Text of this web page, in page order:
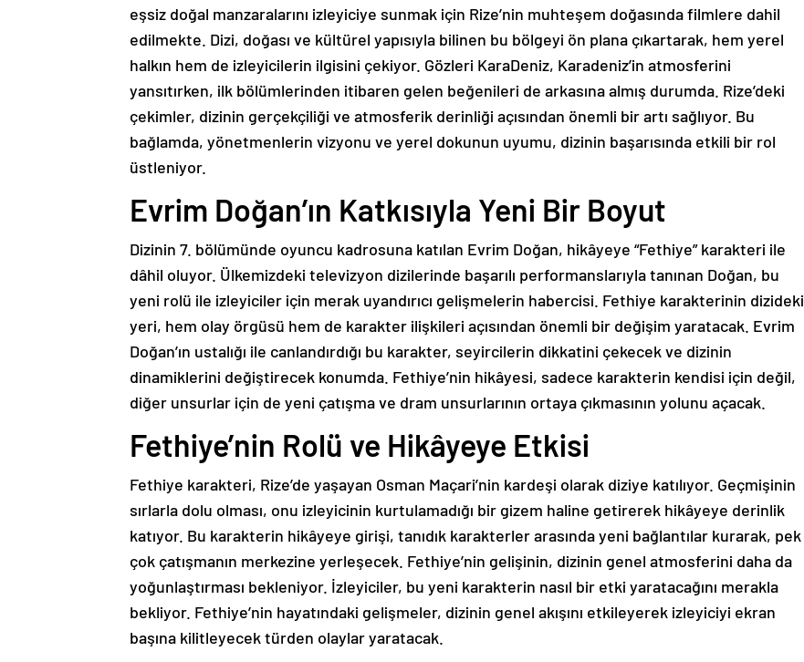
eşsiz doğal manzaralarını izleyiciye sunmak için Rize’nin muhteşem doğasında filmlere dahil
edilmekte. Dizi, doğası ve kültürel yapısıyla bilinen bu bölgeyi ön plana çıkartarak, hem yerel
halkın hem de izleyicilerin ilgisini çekiyor. Gözleri KaraDeniz, Karadeniz’in atmosferini
yansıtırken, ilk bölümlerinden itibaren gelen beğenileri de arkasına almış durumda. Rize’deki
çekimler, dizinin gerçekçiliği ve atmosferik derinliği açısından önemli bir artı sağlıyor. Bu
bağlamda, yönetmenlerin vizyonu ve yerel dokunun uyumu, dizinin başarısında etkili bir rol
üstleniyor.
Evrim Doğan’ın Katkısıyla Yeni Bir Boyut
Dizinin 7. bölümünde oyuncu kadrosuna katılan Evrim Doğan, hikâyeye “Fethiye” karakteri ile
dâhil oluyor. Ülkemizdeki televizyon dizilerinde başarılı performanslarıyla tanınan Doğan, bu
yeni rolü ile izleyiciler için merak uyandırıcı gelişmelerin habercisi. Fethiye karakterinin dizideki
yeri, hem olay örgüsü hem de karakter ilişkileri açısından önemli bir değişim yaratacak. Evrim
Doğan’ın ustalığı ile canlandırdığı bu karakter, seyircilerin dikkatini çekecek ve dizinin
dinamiklerini değiştirecek konumda. Fethiye’nin hikâyesi, sadece karakterin kendisi için değil,
diğer unsurlar için de yeni çatışma ve dram unsurlarının ortaya çıkmasının yolunu açacak.
Fethiye’nin Rolü ve Hikâyeye Etkisi
Fethiye karakteri, Rize’de yaşayan Osman Maçari’nin kardeşi olarak diziye katılıyor. Geçmişinin
sırlarla dolu olması, onu izleyicinin kurtulamadığı bir gizem haline getirerek hikâyeye derinlik
katıyor. Bu karakterin hikâyeye girişi, tanıdık karakterler arasında yeni bağlantılar kurarak, pek
çok çatışmanın merkezine yerleşecek. Fethiye’nin gelişinin, dizinin genel atmosferini daha da
yoğunlaştırması bekleniyor. İzleyiciler, bu yeni karakterin nasıl bir etki yaratacağını merakla
bekliyor. Fethiye’nin hayatındaki gelişmeler, dizinin genel akışını etkileyerek izleyiciyi ekran
başına kilitleyecek türden olaylar yaratacak.